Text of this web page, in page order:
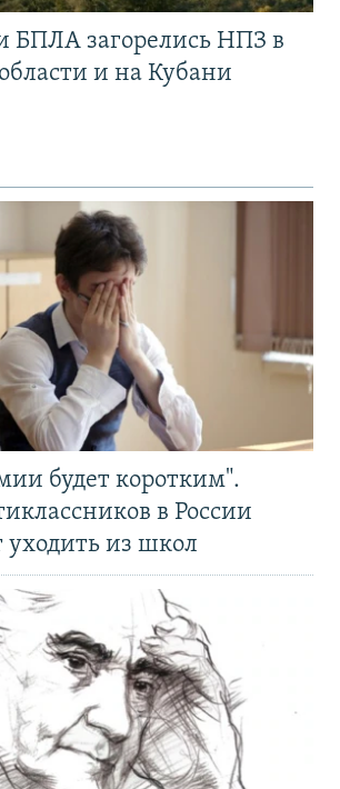
БПЛА загорелись НПЗ в
и на Кубани
будет коротким".
в России
из школ